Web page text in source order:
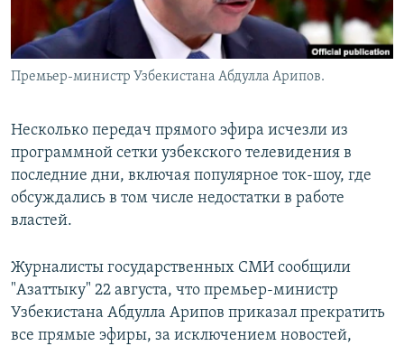
Премьер-министр Узбекистана Абдулла Арипов.
Несколько передач прямого эфира исчезли из
программной сетки узбекского телевидения в
последние дни, включая популярное ток-шоу, где
обсуждались в том числе недостатки в работе
властей.
Журналисты государственных СМИ сообщили
"Азаттыку" 22 августа, что премьер-министр
Узбекистана Абдулла Арипов приказал прекратить
все прямые эфиры, за исключением новостей,